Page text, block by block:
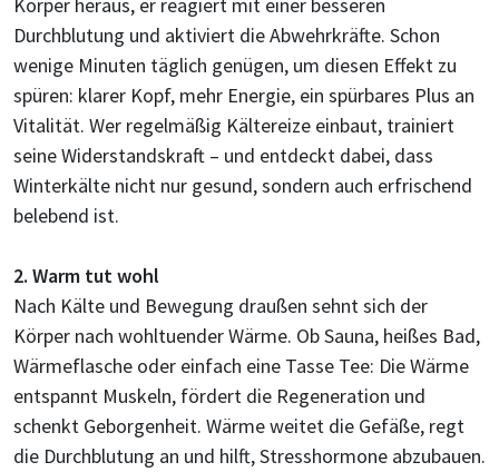
Durchblutung und aktiviert die Abwehrkräfte. Schon
wenige Minuten täglich genügen, um diesen Effekt zu
spüren: klarer Kopf, mehr Energie, ein spürbares Plus an
Vitalität. Wer regelmäßig Kältereize einbaut, trainiert
seine Widerstandskraft – und entdeckt dabei, dass
Winterkälte nicht nur gesund, sondern auch erfrischend
belebend ist.
2. Warm tut wohl
Nach Kälte und Bewegung draußen sehnt sich der
Körper nach wohltuender Wärme. Ob Sauna, heißes Bad,
Wärmeflasche oder einfach eine Tasse Tee: Die Wärme
entspannt Muskeln, fördert die Regeneration und
schenkt Geborgenheit. Wärme weitet die Gefäße, regt
die Durchblutung an und hilft, Stresshormone abzubauen.